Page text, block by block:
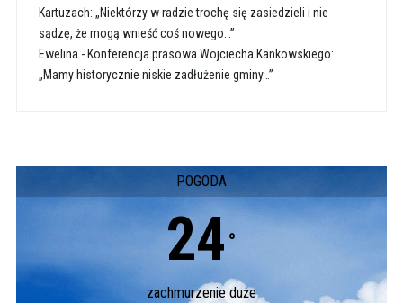
Kartuzach: „Niektórzy w radzie trochę się zasiedzieli i nie
sądzę, że mogą wnieść coś nowego…”
Ewelina - Konferencja prasowa Wojciecha Kankowskiego:
„Mamy historycznie niskie zadłużenie gminy…”
POGODA
24 °
zachmurzenie duże